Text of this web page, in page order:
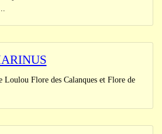
Flore des Calanques et Flore de